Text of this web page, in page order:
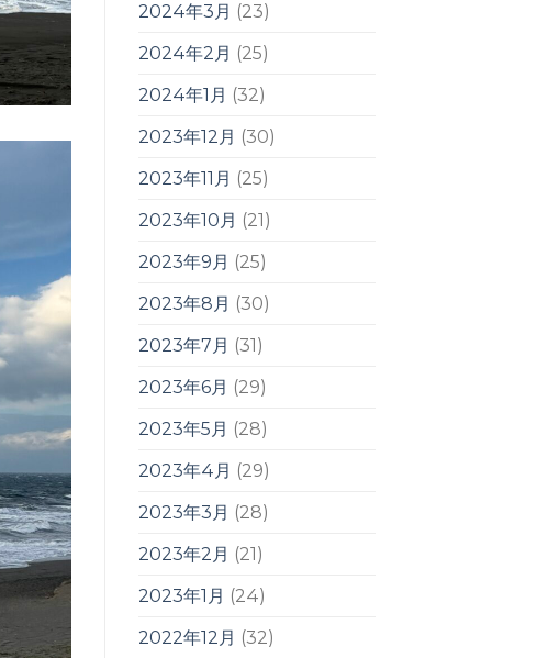
2024年3月 (23)
2024年2月 (25)
2024年1月 (32)
2023年12月 (30)
2023年11月 (25)
2023年10月 (21)
2023年9月 (25)
2023年8月 (30)
2023年7月 (31)
2023年6月 (29)
2023年5月 (28)
2023年4月 (29)
2023年3月 (28)
2023年2月 (21)
2023年1月 (24)
2022年12月 (32)